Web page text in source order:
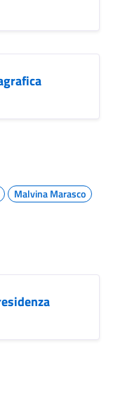
Malvina Marasco